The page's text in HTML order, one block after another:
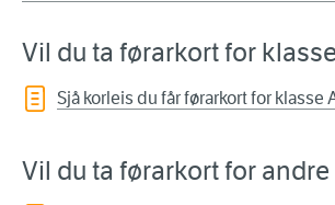
Vil du ta førarkort for
Sjå korleis du får førarkort for klasse
Vil du ta førarkort for